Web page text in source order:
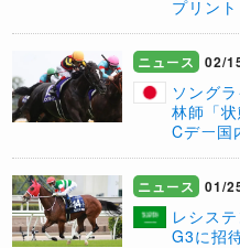
プリント
ニュース 02/
ソング
林師「
Cデー国
ニュース 01/
レシス
G3に招